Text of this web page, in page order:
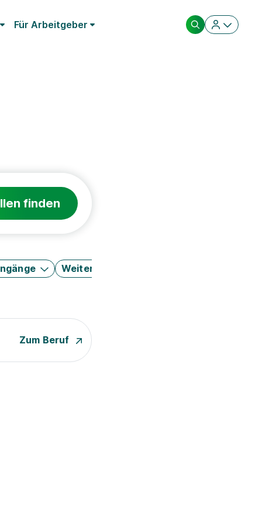
Für Arbeitgeber
finden
Weitere Filter
Zum Beruf